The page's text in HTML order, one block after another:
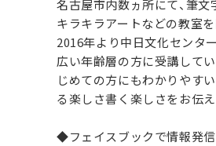
名古屋市内数ヵ所にて、筆文
キラキラアートなどの教室を
2016年より中日文化センタ
広い年齢層の方に受講して
じめての方にもわかりやす
る楽しさ書く楽しさをお伝え
◆フェイスブックで情報発